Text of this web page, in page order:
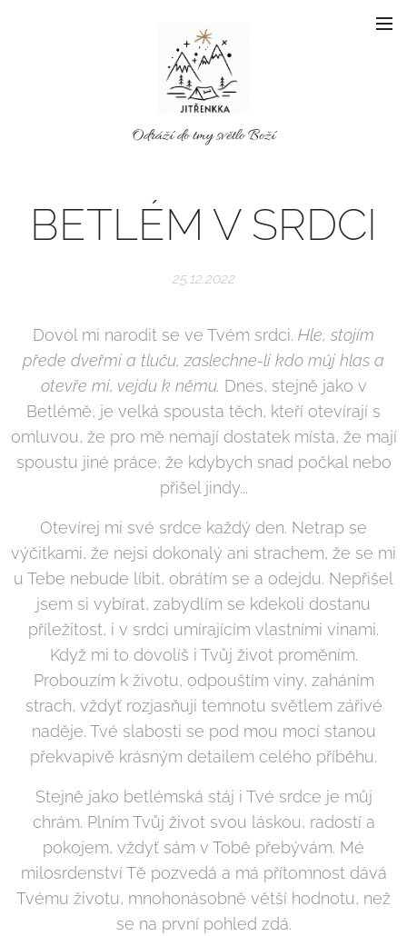
Odráží do tmy světlo Boží
BETLÉM V SRDCI
25.12.2022
Dovol mi narodit se ve Tvém srdci. Hle, stojím
přede dveřmi a tluču, zaslechne-li kdo můj hlas a
otevře mi, vejdu k němu. Dnes, stejně jako v
Betlémě, je velká spousta těch, kteří otevírají s
omluvou, že pro mě nemají dostatek místa, že mají
spoustu jiné práce, že kdybych snad počkal nebo
přišel jindy...
Otevírej mi své srdce každý den. Netrap se
výčitkami, že nejsi dokonalý ani strachem, že se mi
u Tebe nebude líbit, obrátím se a odejdu. Nepřišel
jsem si vybírat, zabydlím se kdekoli dostanu
příležitost, i v srdci umírajícím vlastními vinami.
Když mi to dovolíš i Tvůj život proměním.
Probouzím k životu, odpouštím viny, zaháním
strach, vždyť rozjasňuji temnotu světlem zářivé
naděje. Tvé slabosti se pod mou mocí stanou
překvapivě krásným detailem celého příběhu.
Stejně jako betlémská stáj i Tvé srdce je můj
chrám. Plním Tvůj život svou láskou, radostí a
pokojem, vždyť sám v Tobě přebývám. Mé
milosrdenství Tě pozvedá a má přítomnost dává
Tvému životu, mnohonásobně větší hodnotu, než
se na první pohled zdá.